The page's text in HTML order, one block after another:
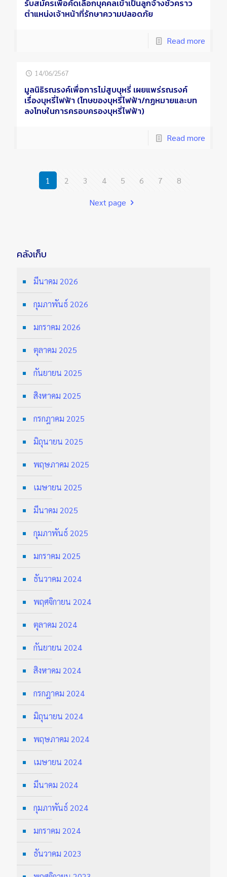
รับสมัครเพื่อคัดเลือกบุคคลเข้าเป็นลูกจ้างชั่วคราว
ตำแหน่งเจ้าหน้าที่รักษาความปลอดภัย
Read more
14/06/2567
มูลนิธิรณรงค์เพื่อการไม่สูบบุหรี่ เผยแพร่รณรงค์
เรื่องบุหรี่ไฟฟ้า (โทษของบุหรี่ไฟฟ้า/กฏหมายและบท
ลงโทษในการครอบครองบุหรี่ไฟฟ้า)
Read more
1 2 3 4 5 6 7 8
Next page
คลังเก็บ
มีนาคม 2026
กุมภาพันธ์ 2026
มกราคม 2026
ตุลาคม 2025
กันยายน 2025
สิงหาคม 2025
กรกฎาคม 2025
มิถุนายน 2025
พฤษภาคม 2025
เมษายน 2025
มีนาคม 2025
กุมภาพันธ์ 2025
มกราคม 2025
ธันวาคม 2024
พฤศจิกายน 2024
ตุลาคม 2024
กันยายน 2024
สิงหาคม 2024
กรกฎาคม 2024
มิถุนายน 2024
พฤษภาคม 2024
เมษายน 2024
มีนาคม 2024
กุมภาพันธ์ 2024
มกราคม 2024
ธันวาคม 2023